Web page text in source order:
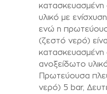
κατασκευασµένη
υλικό µε
ενώ η
(ζεστό νερό)
ανοξείδωτο
Πρωτεύουσα
νερό) 5 bar,